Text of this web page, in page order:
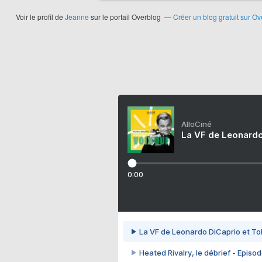
Voir le profil de Jeanne sur le portail Overblog Créer un blog gratuit sur
AlloCiné
La VF de
0:00
La VF de Leonardo DiCaprio et
Heated Rivalry, le débrief -